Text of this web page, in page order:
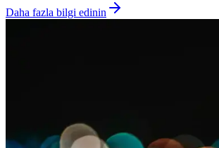
Daha fazla bilgi edinin